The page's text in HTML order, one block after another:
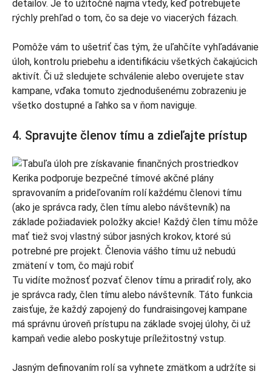
detailov. Je to užitočné najmä vtedy, keď potrebujete
rýchly prehľad o tom, čo sa deje vo viacerých fázach.
Pomôže vám to ušetriť čas tým, že uľahčíte vyhľadávanie
úloh, kontrolu priebehu a identifikáciu všetkých čakajúcich
aktivít. Či už sledujete schválenie alebo overujete stav
kampane, vďaka tomuto zjednodušenému zobrazeniu je
všetko dostupné a ľahko sa v ňom naviguje.
4. Spravujte členov tímu a zdieľajte prístup
Tu vidíte možnosť pozvať členov tímu a priradiť roly, ako
je správca rady, člen tímu alebo návštevník. Táto funkcia
zaisťuje, že každý zapojený do fundraisingovej kampane
má správnu úroveň prístupu na základe svojej úlohy, či už
kampaň vedie alebo poskytuje príležitostný vstup.
Jasným definovaním rolí sa vyhnete zmätkom a udržíte si